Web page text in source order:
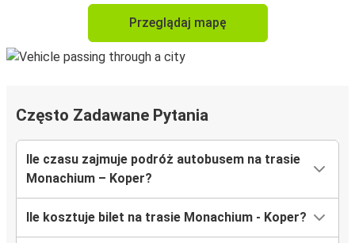
Przeglądaj mapę
Często Zadawane Pytania
Ile czasu zajmuje podróż autobusem na trasie
Monachium – Koper?
Ile kosztuje bilet na trasie Monachium - Koper?